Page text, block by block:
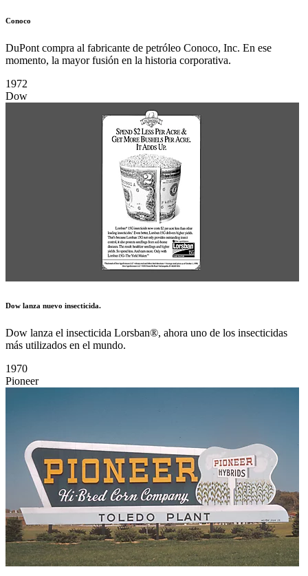
Conoco
DuPont compra al fabricante de petróleo Conoco, Inc. En ese
momento, la mayor fusión en la historia corporativa.
1972
Dow
Dow lanza nuevo insecticida.
Dow lanza el insecticida Lorsban®, ahora uno de los insecticidas
más utilizados en el mundo.
1970
Pioneer